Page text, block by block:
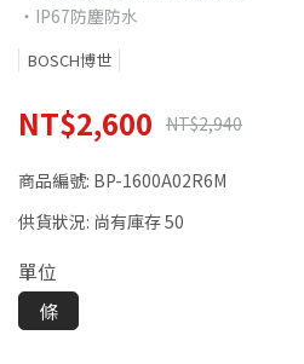
‧IP67防塵防水
BOSCH博世
NT$2,600 NT$2,940
商品編號: BP-1600A02R6M
供貨狀況: 尚有庫存 50
單位
條